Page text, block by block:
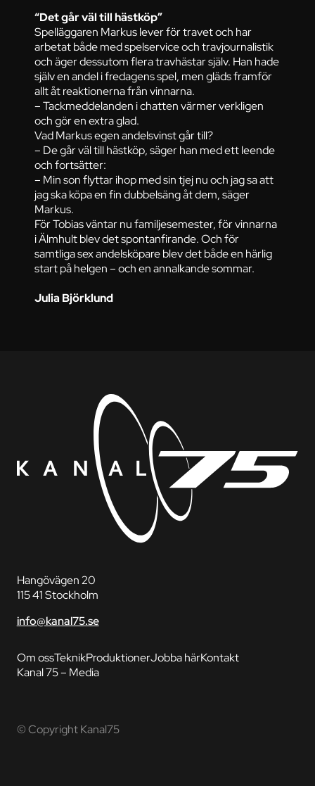
“Det går väl till hästköp”
Spelläggaren Markus lever för travet och har
arbetat både med spelservice och travjournalistik
och äger dessutom flera travhästar själv. Han hade
själv en andel i fredagens spel, men gläds framför
allt åt reaktionerna från vinnarna.
– Tackmeddelanden i chatten värmer verkligen
och gör en extra glad.
Vad Markus egen andelsvinst går till?
– De går väl till hästköp, säger han med ett leende
och fortsätter:
– Min son flyttar ihop med sin tjej nu och jag sa att
jag ska köpa en fin dubbelsäng åt dem, säger
Markus.
För Tobias väntar nu familjesemester, för vinnarna
i Älmhult blev det spontanfirande. Och för
samtliga sex andelsköpare blev det både en härlig
start på helgen – och en annalkande sommar.
Julia Björklund
Hangövägen 20
115 41 Stockholm
info@kanal75.se
Om ossTeknikProduktionerJobba härKontakt
Kanal 75 – Media
© Copyright Kanal75